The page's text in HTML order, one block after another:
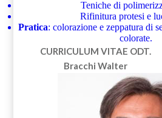
Teniche di
Rifinitura protesi e
Pratica: colorazione e zeppatura di
colorate.
CURRICULUM VITAE ODT.
Bracchi Walter